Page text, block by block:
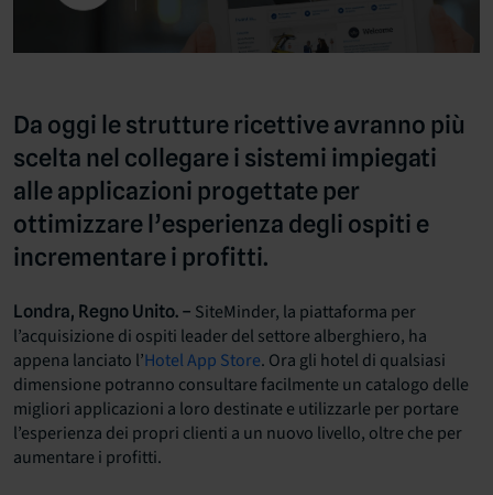
Da oggi le strutture ricettive avranno più
scelta nel collegare i sistemi impiegati
alle applicazioni progettate per
ottimizzare l’esperienza degli ospiti e
incrementare i profitti.
Londra, Regno Unito. – SiteMinder, la piattaforma per
l’acquisizione di ospiti leader del settore alberghiero, ha
appena lanciato l’Hotel App Store. Ora gli hotel di qualsiasi
dimensione potranno consultare facilmente un catalogo delle
migliori applicazioni a loro destinate e utilizzarle per portare
l’esperienza dei propri clienti a un nuovo livello, oltre che per
aumentare i profitti.